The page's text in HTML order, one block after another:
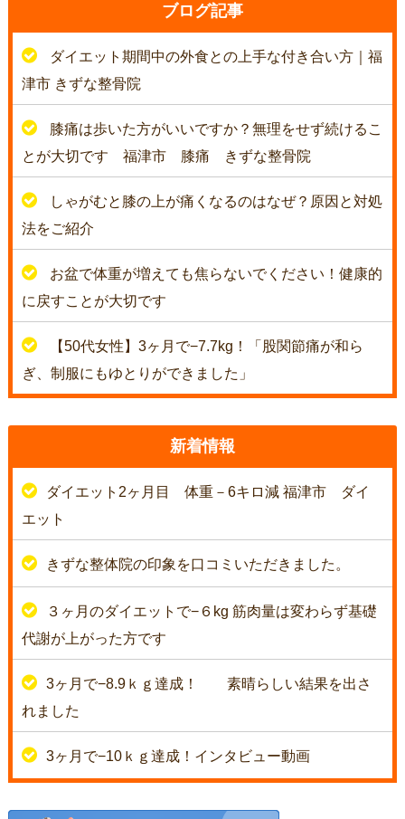
ブログ記事
ダイエット期間中の外食との上手な付き合い方｜福
津市 きずな整骨院
膝痛は歩いた方がいいですか？無理をせず続けるこ
とが大切です 福津市 膝痛 きずな整骨院
しゃがむと膝の上が痛くなるのはなぜ？原因と対処
法をご紹介
お盆で体重が増えても焦らないでください！健康的
に戻すことが大切です
【50代女性】3ヶ月で−7.7kg！「股関節痛が和ら
ぎ、制服にもゆとりができました」
新着情報
ダイエット2ヶ月目 体重－6キロ減 福津市 ダイ
エット
きずな整体院の印象を口コミいただきました。
３ヶ月のダイエットで−６kg 筋肉量は変わらず基礎
代謝が上がった方です
3ヶ月で−8.9ｋｇ達成！
素晴らしい結果を出さ
れました
3ヶ月で−10ｋｇ達成！インタビュー動画